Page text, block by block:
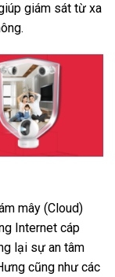
giám sát từ xa
mây (Cloud)
Internet cáp
lại sự an tâm
cũng như các